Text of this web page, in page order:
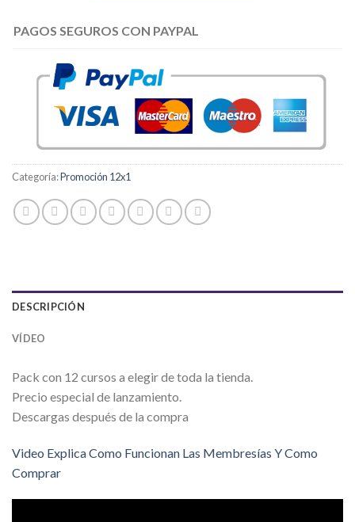
PAGOS SEGUROS CON PAYPAL
Categoría:Promoción 12x1
DESCRIPCIÓN
VÍDEO
Pack con 12 cursos a elegir de toda la tienda.
Precio especial de lanzamiento.
Descargas después de la compra
Video Explica Como Funcionan Las Membresías Y Como
Comprar